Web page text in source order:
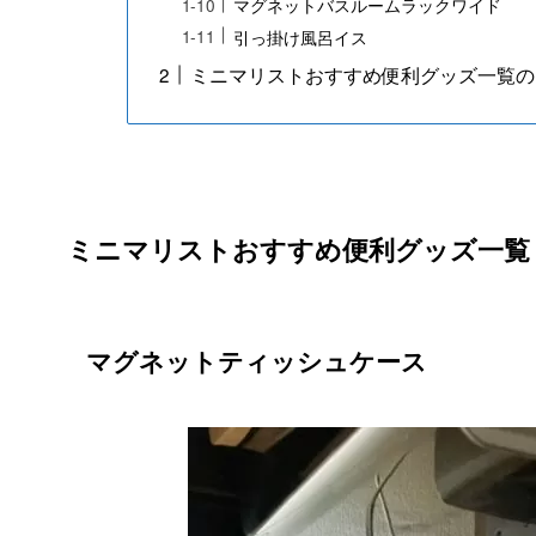
引っ掛け風呂イス
ミニマリストおすすめ便利グッズ一覧
ミニマリストおすすめ便利グッズ一覧
マグネットティッシュケース